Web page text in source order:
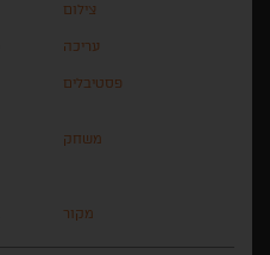
צילום
עריכה
פסטיבלים
משחק
מקור